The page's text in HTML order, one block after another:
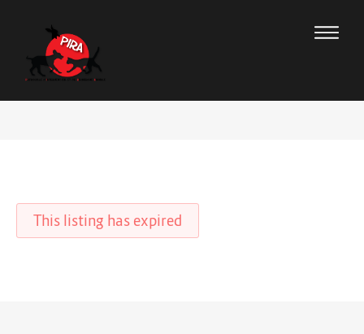
This listing has expired